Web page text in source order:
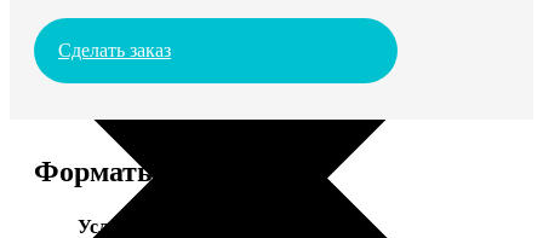
Сделать заказ
Форматы и цены
Услуга